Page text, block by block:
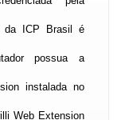
da ICP Brasil é
possua a
instalada no
Web Extension